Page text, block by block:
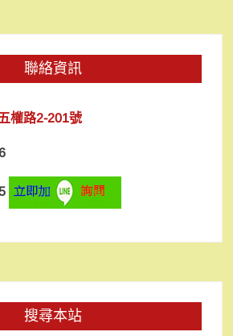
聯絡資訊
權路2-201號
搜尋本站